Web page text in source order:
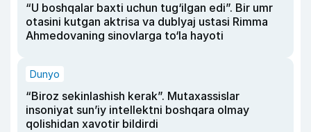
“U boshqalar baxti uchun tug‘ilgan edi”. Bir umr
otasini kutgan aktrisa va dublyaj ustasi Rimma
Ahmedovaning sinovlarga to‘la hayoti
Dunyo
“Biroz sekinlashish kerak”. Mutaxassislar
insoniyat sun’iy intellektni boshqara olmay
qolishidan xavotir bildirdi